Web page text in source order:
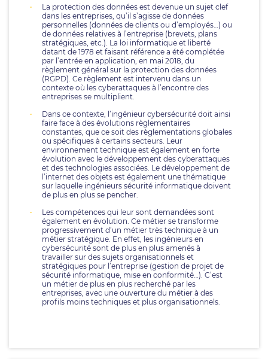
La protection des données est devenue un sujet clef
dans les entreprises, qu’il s’agisse de données
personnelles (données de clients ou d’employés…) ou
de données relatives à l’entreprise (brevets, plans
stratégiques, etc.). La loi informatique et liberté
datant de 1978 et faisant référence a été complétée
par l’entrée en application, en mai 2018, du
règlement général sur la protection des données
(RGPD). Ce règlement est intervenu dans un
contexte où les cyberattaques à l’encontre des
entreprises se multiplient.
Dans ce contexte, l’ingénieur cybersécurité doit ainsi
faire face à des évolutions règlementaires
constantes, que ce soit des règlementations globales
ou spécifiques à certains secteurs. Leur
environnement technique est également en forte
évolution avec le développement des cyberattaques
et des technologies associées. Le développement de
l’internet des objets est également une thématique
sur laquelle ingénieurs sécurité informatique doivent
de plus en plus se pencher.
Les compétences qui leur sont demandées sont
également en évolution. Ce métier se transforme
progressivement d’un métier très technique à un
métier stratégique. En effet, les ingénieurs en
cybersécurité sont de plus en plus amenés à
travailler sur des sujets organisationnels et
stratégiques pour l’entreprise (gestion de projet de
sécurité informatique, mise en conformité…). C’est
un métier de plus en plus recherché par les
entreprises, avec une ouverture du métier à des
profils moins techniques et plus organisationnels.